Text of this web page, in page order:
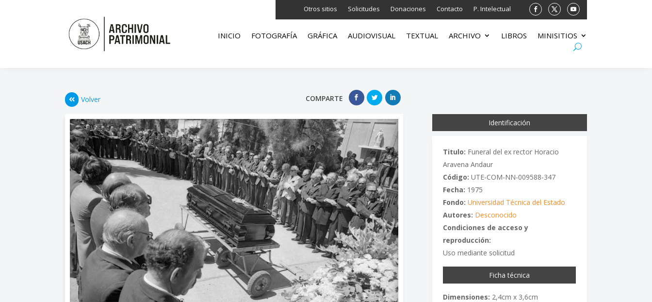
Otros sitios Solicitudes Donaciones Contacto P. Intelectual
INICIO FOTOGRAFÍA GRÁFICA AUDIOVISUAL TEXTUAL ARCHIVO LIBROS MINISITIOS
Volver COMPARTE
Identificación
Titulo: Funeral del ex rector Horacio
Aravena Andaur
Código: UTE-COM-NN-009588-347
Fecha: 1975
Fondo: Universidad Técnica del Estado
Autores: Desconocido
Condiciones de acceso y
reproducción:
Uso mediante solicitud
Ficha técnica
Dimensiones: 2,4cm x 3,6cm